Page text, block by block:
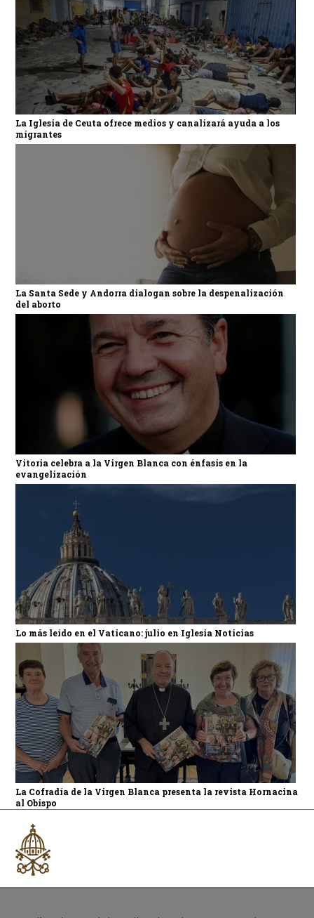
La Iglesia de Ceuta ofrece medios y canalizará ayuda a los
migrantes
La Santa Sede y Andorra dialogan sobre la despenalización
del aborto
Vitoria celebra a la Virgen Blanca con énfasis en la
evangelización
Lo más leído en el Vaticano: julio en Iglesia Noticias
La Cofradía de la Virgen Blanca presenta la revista Hornacina
al Obispo